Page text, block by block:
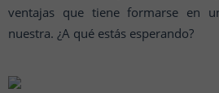
ventajas que tiene formarse en
nuestra. ¿A qué estás esperando?